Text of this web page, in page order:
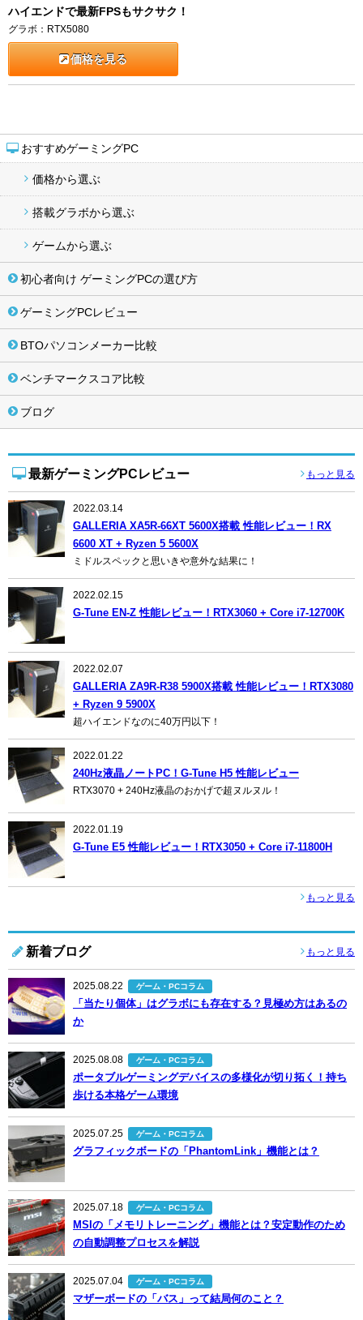
おすすめゲーミングPC
価格から選ぶ
搭載グラボから選ぶ
ゲームから選ぶ
初心者向け ゲーミングPCの選び方
ゲーミングPCレビュー
BTOパソコンメーカー比較
ベンチマークスコア比較
ブログ
最新ゲーミングPCレビュー もっと見る
2022.03.14
GALLERIA XA5R-66XT 5600X搭載 性能レビュー！RX
6600 XT + Ryzen 5 5600X
ミドルスペックと思いきや意外な結果に！
2022.02.15
G-Tune EN-Z 性能レビュー！RTX3060 + Core i7-12700K
2022.02.07
GALLERIA ZA9R-R38 5900X搭載 性能レビュー！RTX3080
+ Ryzen 9 5900X
超ハイエンドなのに40万円以下！
2022.01.22
240Hz液晶ノートPC！G-Tune H5 性能レビュー
RTX3070 + 240Hz液晶のおかげで超ヌルヌル！
2022.01.19
G-Tune E5 性能レビュー！RTX3050 + Core i7-11800H
もっと見る
新着ブログ もっと見る
2025.08.22 ゲーム・PCコラム
「当たり個体」はグラボにも存在する？見極め方はあるの
か
2025.08.08 ゲーム・PCコラム
ポータブルゲーミングデバイスの多様化が切り拓く！持ち
歩ける本格ゲーム環境
2025.07.25 ゲーム・PCコラム
グラフィックボードの「PhantomLink」機能とは？
2025.07.18 ゲーム・PCコラム
MSIの「メモリトレーニング」機能とは？安定動作のため
の自動調整プロセスを解説
2025.07.04 ゲーム・PCコラム
マザーボードの「バス」って結局何のこと？
ハイエンドで最新FPSもサクサク！
グラボ：RTX5080
価格を見る